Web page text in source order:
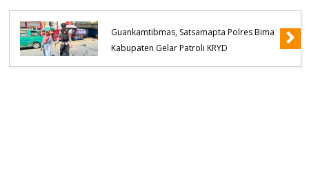
Guankamtibmas, Satsamapta Polres Bima
Kabupaten Gelar Patroli KRYD